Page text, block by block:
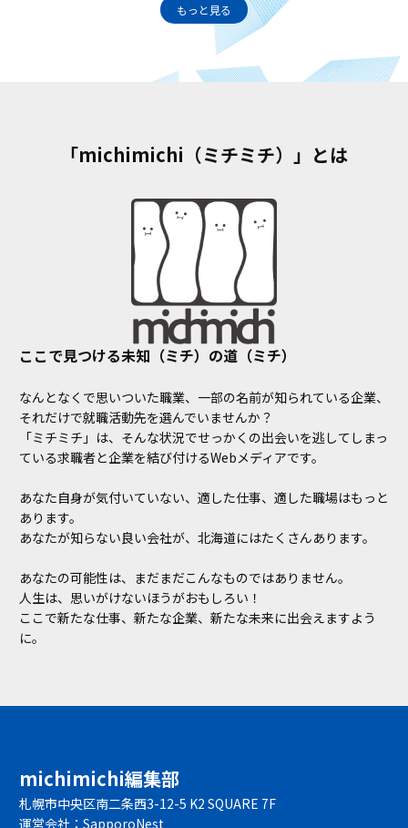
もっと見る
「michimichi（ミチミチ）」とは
ここで見つける未知（ミチ）の道（ミチ）
なんとなくで思いついた職業、一部の名前が知られている企業、
それだけで就職活動先を選んでいませんか？
「ミチミチ」は、そんな状況でせっかくの出会いを逃してしまっ
ている求職者と企業を結び付けるWebメディアです。
あなた自身が気付いていない、適した仕事、適した職場はもっと
あります。
あなたが知らない良い会社が、北海道にはたくさんあります。
あなたの可能性は、まだまだこんなものではありません。
人生は、思いがけないほうがおもしろい！
ここで新たな仕事、新たな企業、新たな未来に出会えますよう
に。
michimichi編集部
札幌市中央区南二条西3-12-5 K2 SQUARE 7F
運営会社： SapporoNest